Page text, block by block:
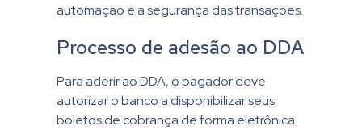
automação e a segurança das transações.
Processo de adesão ao DDA
Para aderir ao DDA, o pagador deve
autorizar o banco a disponibilizar seus
boletos de cobrança de forma eletrônica.